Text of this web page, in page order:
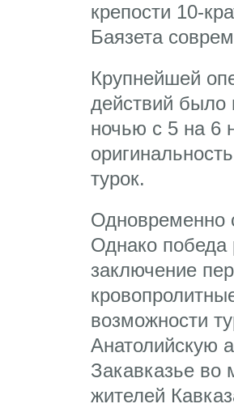
крепости 10-
Баязета
Крупнейшей
действий было
ночью с 5 на 6
турок.
Одновременно
Однако победа
заключение
возможности
Анатолийскую
Закавказье во
жителей